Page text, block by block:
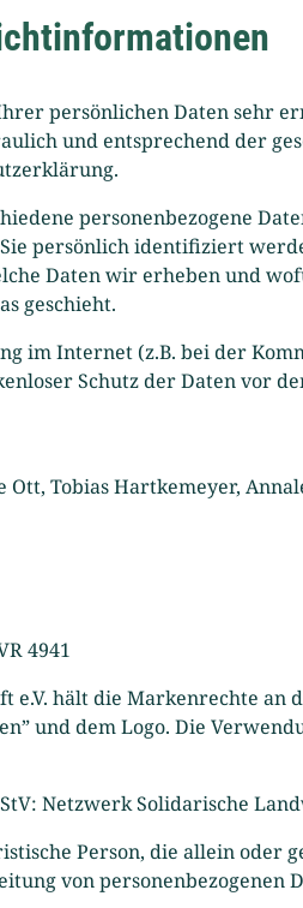
persönlichen Daten sehr
und entsprechend der
personenbezogene
persönlich identifiziert
Daten wir erheben und
geschieht.
im Internet (z.B. bei der
Schutz der Daten vor
Tobias Hartkemeyer,
4941
hält die Markenrechte an
und dem Logo. Die
Netzwerk Solidarische
Person, die allein oder
von personenbezogenen